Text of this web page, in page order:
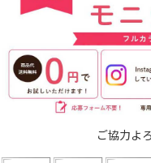
ご協力よ